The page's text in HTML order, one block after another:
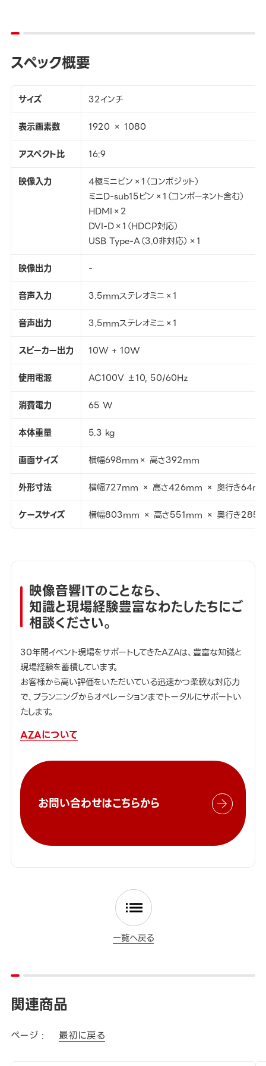
スペック概要
サイズ
32インチ
表示画素数
1920 × 1080
アスペクト比
16:9
映像入力
4極ミニピン×1（コンポジット）
ミニD-sub15ピン×1（コンポーネント含む）
HDMI×2
DVI-D×1（HDCP対応）
USB Type-A（3.0非対応）×1
映像出力
-
音声入力
3.5mmステレオミニ×1
音声出力
3.5mmステレオミニ×1
スピーカー出力
10W + 10W
使用電源
AC100V ±10, 50/60Hz
消費電力
65 W
本体重量
5.3 kg
画面サイズ
横幅698mm× 高さ392mm
外形寸法
横幅727mm × 高さ426mm × 奥行き
ケースサイズ
横幅803mm × 高さ551mm × 奥行き
映像音響ITのことなら、
知識と現場経験豊富なわたしたちにご
相談ください。
30年間イベント現場をサポートしてきたAZAは、豊富な知識と
現場経験を蓄積しています。
お客様から高い評価をいただいている迅速かつ柔軟な対応力
で、プランニングからオペレーションまでトータルにサポートい
たします。
AZAについて
お問い合わせはこちらから
一覧へ戻る
関連商品
ページ : 最初に戻る